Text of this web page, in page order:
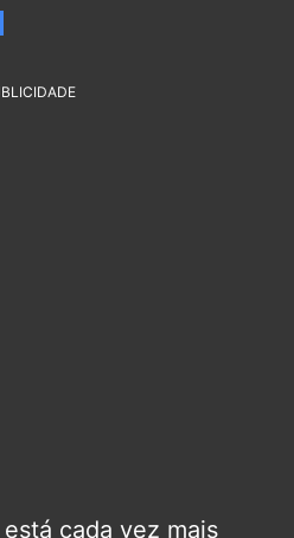
está cada vez mais